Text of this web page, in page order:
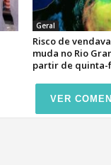
Geral
Risco de
muda no Rio
partir de quinta-
VER